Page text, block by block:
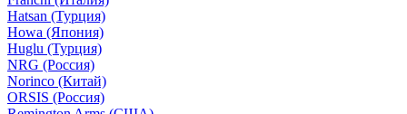
Hatsan (Турция)
Howa (Япония)
Huglu (Турция)
NRG (Россия)
Norinco (Китай)
ORSIS (Россия)